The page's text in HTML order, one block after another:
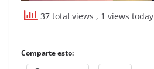
37 total views , 1 views today
Comparte esto: